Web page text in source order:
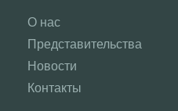
О нас
Представительства
Новости
Контакты